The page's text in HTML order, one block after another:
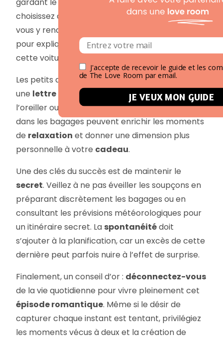
choisissez de louer la
voiture de ses rêvespour
vous y rendre, imaginez une histoire crédible
pour expliquer pourquoi vous avez besoin de
cette voiture pour le week-end.
Les petits détails ont souvent un grand impact :
une lettre d’amour
manuscrite laissée sur
l’oreiller ou une série de petits mots cachés
dans les bagages peuvent enrichir les moments
de relaxation et donner une dimension plus
personnelle à votre cadeau.
Une des clés du succès est de maintenir le
secret. Veillez à ne pas éveiller les soupçons en
préparant discrètement les bagages ou en
consultant les prévisions météorologiques pour
un itinéraire secret. La spontanéitédoit
s’ajouter à la planification, car un excès de cette
dernière peut parfois nuire à l’effet de surprise.
Finalement, un conseil d’or : déconnectez-vous
de la vie quotidienne pour vivre pleinement cet
épisode romantique. Même si le désir de
capturer chaque instant est tentant, privilégiez
les moments vécus à deux et la création de
JE VEUX MON GUIDE
J'accepte de recevoir le guide et les
de The Love Room par email.